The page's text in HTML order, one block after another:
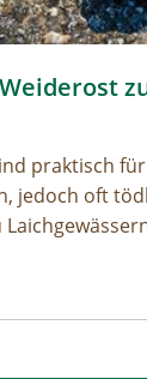
praktisch
jedoch oft